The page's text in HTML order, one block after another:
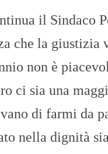
il Sindaco
che la
non è
ci sia una
di farmi da
nella dignità